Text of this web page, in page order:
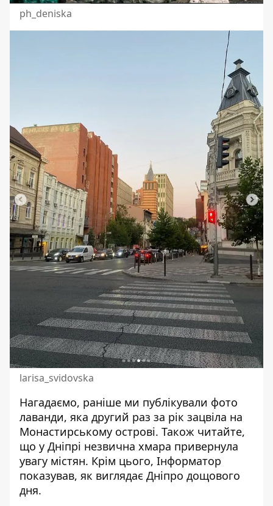
ph_deniska
larisa_svidovska
Нагадаємо, раніше ми публікували фото
лаванди, яка другий раз за рік зацвіла на
Монастирському острові. Також читайте,
що у Дніпрі незвична хмара привернула
увагу містян. Крім цього, Інформатор
показував, як виглядає Дніпро дощового
дня.